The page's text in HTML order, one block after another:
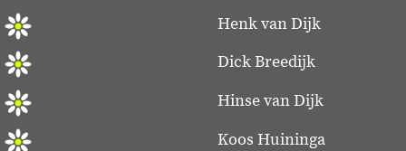
Henk van Dijk
Dick Breedijk
Hinse van Dijk
Koos Huininga